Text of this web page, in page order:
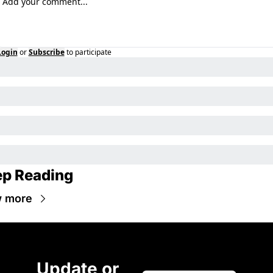
or Subscribe to participate
Reading
more